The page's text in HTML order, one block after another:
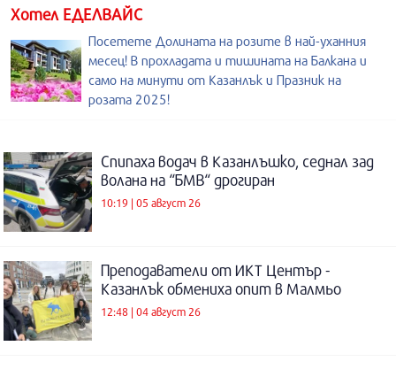
Хотел ЕДЕЛВАЙС
Посетете Долината на розите в най-уханния
месец! В прохладата и тишината на Балкана и
само на минути от Казанлък и Празник на
розата 2025!
Спипаха водач в Казанлъшко, седнал зад
волана на “БМВ“ дрогиран
10:19 | 05 август 26
Преподаватели от ИКТ Център -
Казанлък обмениха опит в Малмьо
12:48 | 04 август 26